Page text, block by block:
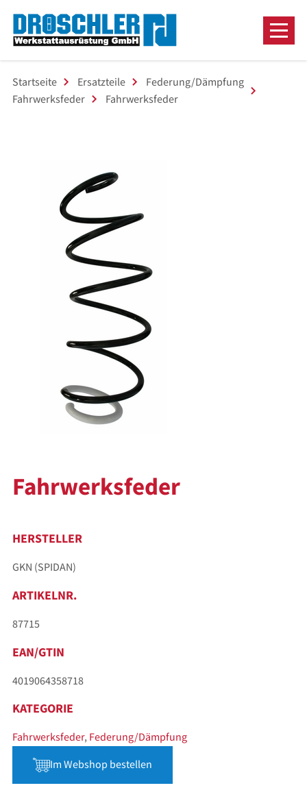
Startseite Ersatzteile
Federung/Dämpfung
Fahrwerksfeder
Fahrwerksfeder
Fahrwerksfeder
HERSTELLER
GKN (SPIDAN)
ARTIKELNR.
87715
EAN/GTIN
4019064358718
KATEGORIE
Fahrwerksfeder, Federung/Dämpfung
Im Webshop bestellen